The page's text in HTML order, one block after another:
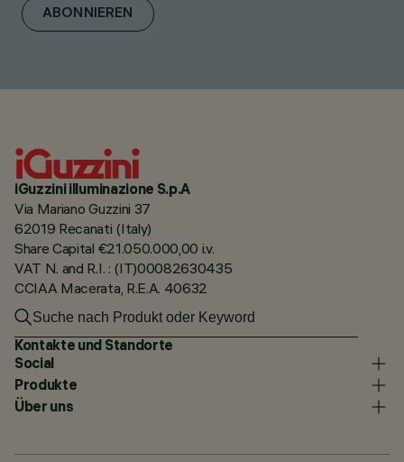
ABONNIEREN
iGuzzini illuminazione S.p.A
Via Mariano Guzzini 37
62019 Recanati (Italy)
Share Capital €21.050.000,00 i.v.
VAT N. and R.I. : (IT)00082630435
CCIAA Macerata, R.E.A. 40632
Kontakte und Standorte
Social
Produkte
Über uns